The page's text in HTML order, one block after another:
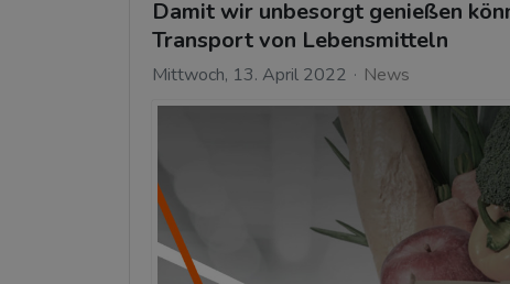
Damit wir unbesorgt genießen
Transport von Lebensmitteln
Mittwoch, 13. April 2022 News